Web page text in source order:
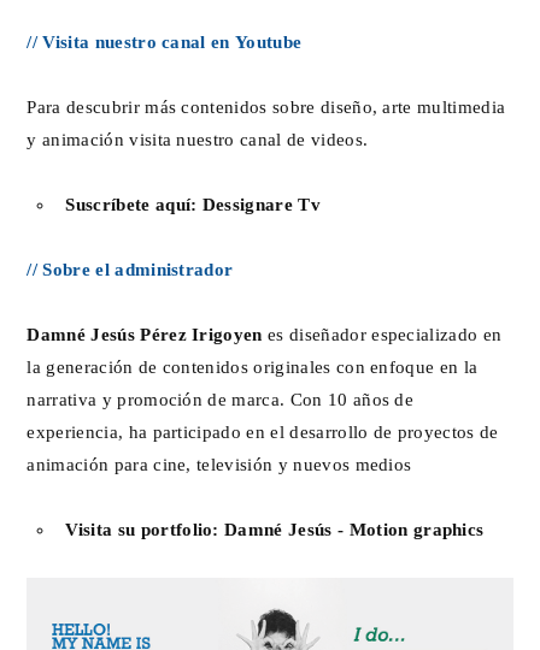
// Visita nuestro canal en Youtube
Para descubrir más contenidos sobre diseño, arte multimedia
y animación visita nuestro canal de videos.
Suscríbete aquí: Dessignare Tv
// Sobre el administrador
Damné Jesús Pérez Irigoyen es diseñador especializado en
la generación de contenidos originales con enfoque en la
narrativa y promoción de marca. Con 10 años de
experiencia, ha participado en el desarrollo de proyectos de
animación para cine, televisión y nuevos medios
Visita su portfolio:Damné Jesús - Motion graphics